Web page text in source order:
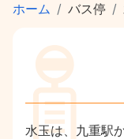
ホーム バス停
水玉は、九重駅